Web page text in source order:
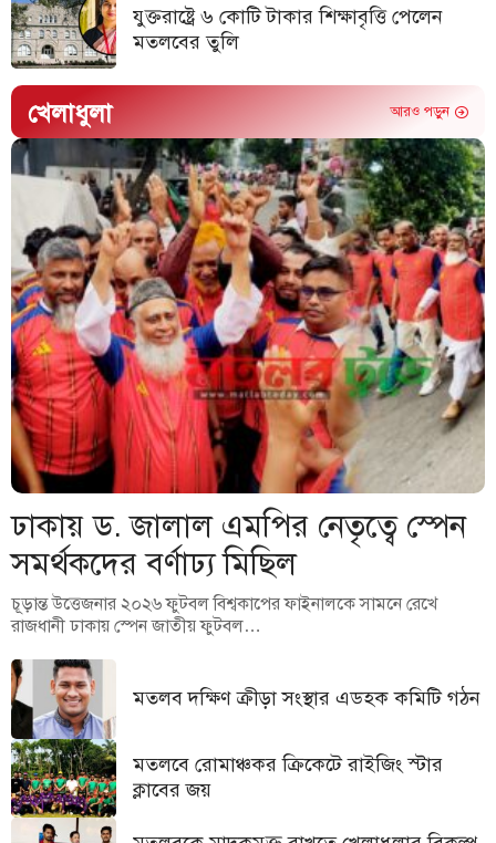
যুক্তরাষ্ট্রে ৬ কোটি টাকার শিক্ষাবৃত্তি পেলেন
মতলবের তুলি
খেলাধুলা আরও পড়ুন
ঢাকায় ড. জালাল এমপির নেতৃত্বে স্পেন
সমর্থকদের বর্ণাঢ্য মিছিল
চূড়ান্ত উত্তেজনার ২০২৬ ফুটবল বিশ্বকাপের ফাইনালকে সামনে রেখে
রাজধানী ঢাকায় স্পেন জাতীয় ফুটবল…
মতলব দক্ষিণ ক্রীড়া সংস্থার এডহক কমিটি গঠন
মতলবে রোমাঞ্চকর ক্রিকেটে রাইজিং স্টার
ক্লাবের জয়